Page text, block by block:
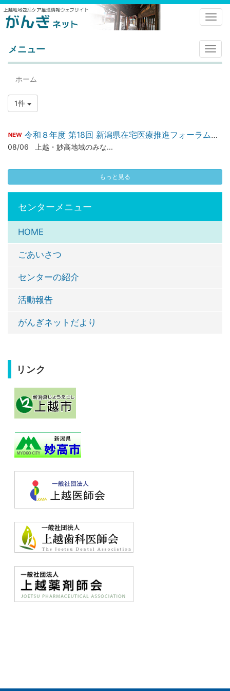
メ
ニ
メニュー
ホーム
1件
令和８年度 第18回 新潟県在宅医療推進フォーラム2026 のお知らせ
08/06 上越・妙高地域のみな...
もっと見る
センターメニュー
HOME
ごあいさつ
センターの紹介
活動報告
がんぎネットだより
リンク